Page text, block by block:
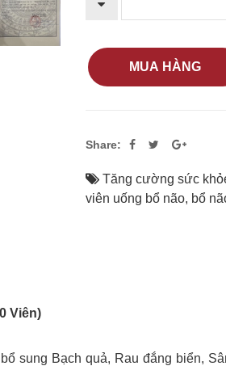
MUA HÀNG
Share:
Tăng cường sức
viên uống bổ não, bổ
Viên)
sung Bạch quả, Rau đắng biển,